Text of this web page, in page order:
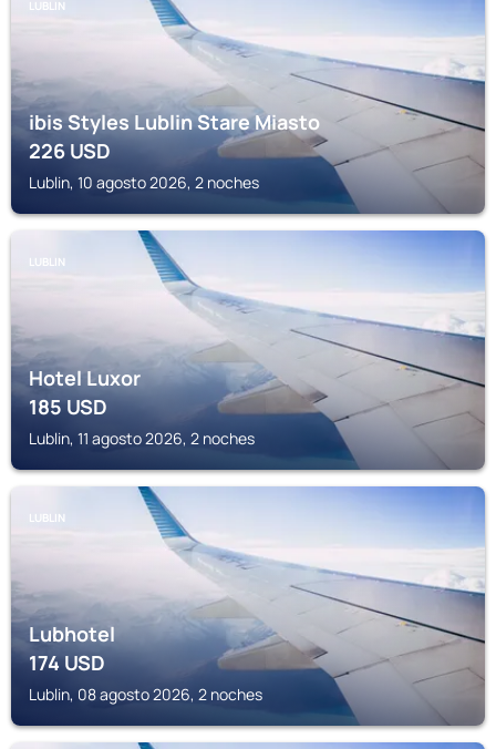
LUBLIN
ibis Styles Lublin Stare Miasto
226USD
Lublin, 10 agosto 2026, 2 noches
LUBLIN
Hotel Luxor
185USD
Lublin, 11 agosto 2026, 2 noches
LUBLIN
Lubhotel
174USD
Lublin, 08 agosto 2026, 2 noches